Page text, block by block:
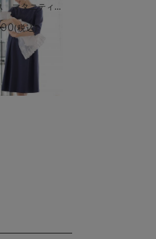
マタニティ・
【出産後も長く
】(税込)